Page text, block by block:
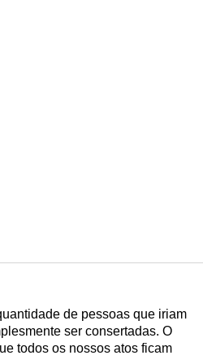
de pessoas que iriam
ser consertadas. O
todos os nossos atos ficam